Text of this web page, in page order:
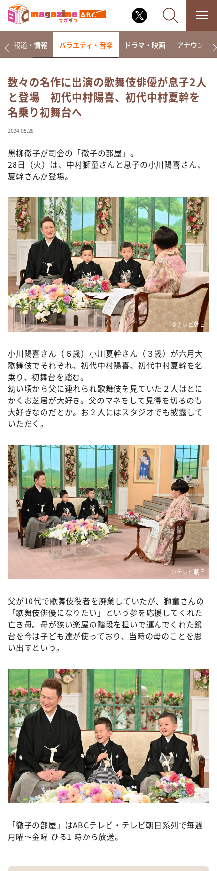
なるみ・岡村の過ぎるTV
相席食堂
これ余談なんですけど・・・
て真剣です
探偵！ナイトスクープ
news おかえり
河合＆A.B.C-Z塚田×福井アナ「なんでやねん！？」
（news おかえり）
DAIGOも台所 ～きょうの献立 何にする？～
本日はダイアンなり！シーズン２
朝だ！生です旅サラダ
教えて！ニュースライブ 正義のミカタ
ＬＩＦＥ～夢のカタチ～
新婚さんいらっしゃい！
ポツンと一軒家
ぺこぱのまるスポ
アナ回覧板
報道・情報 バラエティ・音楽 ドラマ・映画 アナウンサー
数々の名作に出演の歌舞伎俳優が息子2人
と登場 初代中村陽喜、初代中村夏幹を
名乗り初舞台へ
2024.05.28
黒柳徹子が司会の「徹子の部屋」。
28日（火）は、中村獅童さんと息子の小川陽喜さん、
夏幹さんが登場。
©テレビ朝日
小川陽喜さん（６歳）小川夏幹さん（３歳）が六月大
歌舞伎でそれぞれ、初代中村陽喜、初代中村夏幹を名
乗り、初舞台を踏む。
幼い頃から父に連れられ歌舞伎を見ていた２人はとに
かくお芝居が大好き。父のマネをして見得を切るのも
大好きなのだとか。お２人にはスタジオでも披露して
いただく。
©テレビ朝日
父が10代で歌舞伎役者を廃業していたが、獅童さんの
「歌舞伎俳優になりたい」という夢を応援してくれた
亡き母。母が狭い楽屋の階段を担いで運んでくれた鏡
台を今は子ども達が使っており、当時の母のことを思
い出すという。
©テレビ朝日
「徹子の部屋」はABCテレビ・テレビ朝日系列で毎週
月曜～金曜 ひる1 時から放送。